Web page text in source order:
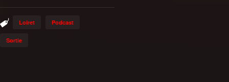
Loiret Podcast
Sortie